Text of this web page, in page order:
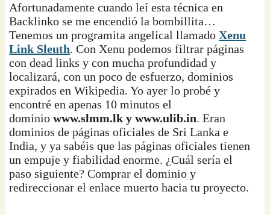
Afortunadamente cuando leí esta técnica en
Backlinko se me encendió la bombillita…
Tenemos un programita angelical llamadoXenu
Link Sleuth. Con Xenu podemos filtrar páginas
con dead links y con mucha profundidad y
localizará, con un poco de esfuerzo, dominios
expirados en Wikipedia. Yo ayer lo probé y
encontré en apenas 10 minutos el
dominiowww.slmm.lk y www.ulib.in. Eran
dominios de páginas oficiales de Sri Lanka e
India, y ya sabéis que las páginas oficiales tienen
un empuje y fiabilidad enorme. ¿Cuál sería el
paso siguiente? Comprar el dominio y
redireccionar el enlace muerto hacia tu proyecto.